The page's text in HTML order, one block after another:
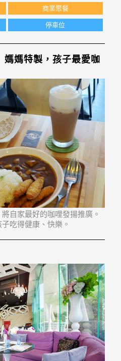
商業聚餐
停車位
媽媽特製，孩子最愛咖
自家最好的咖哩發揚推廣。
吃得健康、快樂。